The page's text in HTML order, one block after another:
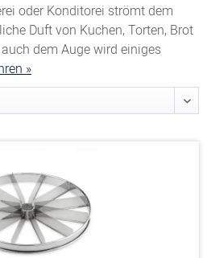
oder Konditorei strömt dem
Duft von Kuchen, Torten, Brot
dem Auge wird einiges
»